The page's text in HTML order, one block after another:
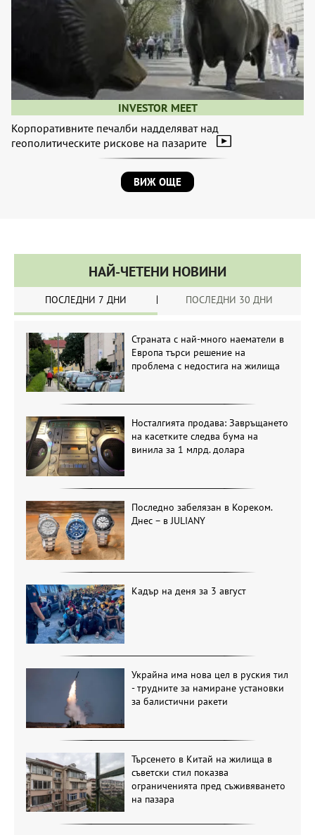
INVESTOR MEET
Корпоративните печалби надделяват над
геополитическите рискове на пазарите
ВИЖ ОЩЕ
НАЙ-ЧЕТЕНИ НОВИНИ
ПОСЛЕДНИ 7 ДНИ ПОСЛЕДНИ 30 ДНИ
Страната с най-много наематели в
Европа търси решение на
проблема с недостига на жилища
Носталгията продава: Завръщането
на касетките следва бума на
винила за 1 млрд. долара
Последно забелязан в Кореком.
Днес – в JULIANY
Кадър на деня за 3 август
Украйна има нова цел в руския тил
- трудните за намиране установки
за балистични ракети
Търсенето в Китай на жилища в
съветски стил показва
ограниченията пред съживяването
на пазара